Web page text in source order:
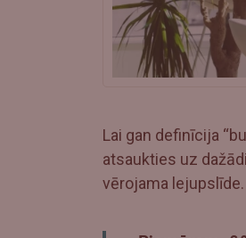
Lai gan definīcija
atsaukties uz
vērojama lejupslīde.